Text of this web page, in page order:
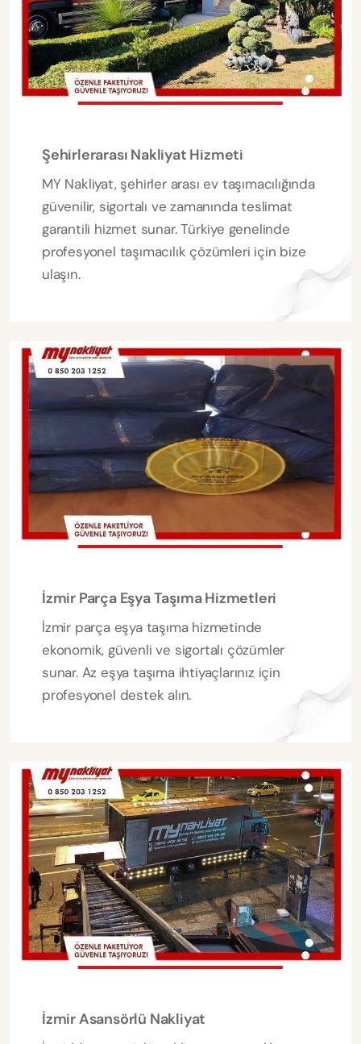
Şehirlerarası Nakliyat Hizmeti
MY Nakliyat, şehirler arası ev taşımacılığında
güvenilir, sigortalı ve zamanında teslimat
garantili hizmet sunar. Türkiye genelinde
profesyonel taşımacılık çözümleri için bize
ulaşın.
İzmir Parça Eşya Taşıma Hizmetleri
İzmir parça eşya taşıma hizmetinde
ekonomik, güvenli ve sigortalı çözümler
sunar. Az eşya taşıma ihtiyaçlarınız için
profesyonel destek alın.
İzmir Asansörlü Nakliyat